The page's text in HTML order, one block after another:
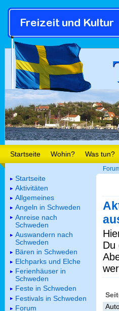
Startseite Wohin? Was tun?
Du
Startseite
Aktivitäten
Allgemeines
Angeln in Schweden
Anreise nach
Schweden
Auswandern nach
Schweden
Bären in Schweden
Elchparks und Elche
Ferienhäuser in
Schweden
Feste in Schweden
Festivals in Schweden
Forum